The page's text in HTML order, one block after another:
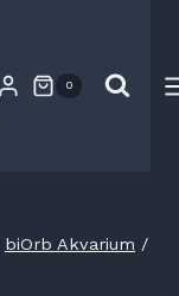
0
biOrb Akvarium /